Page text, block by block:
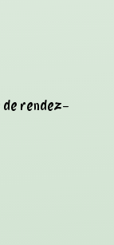
de rendez-